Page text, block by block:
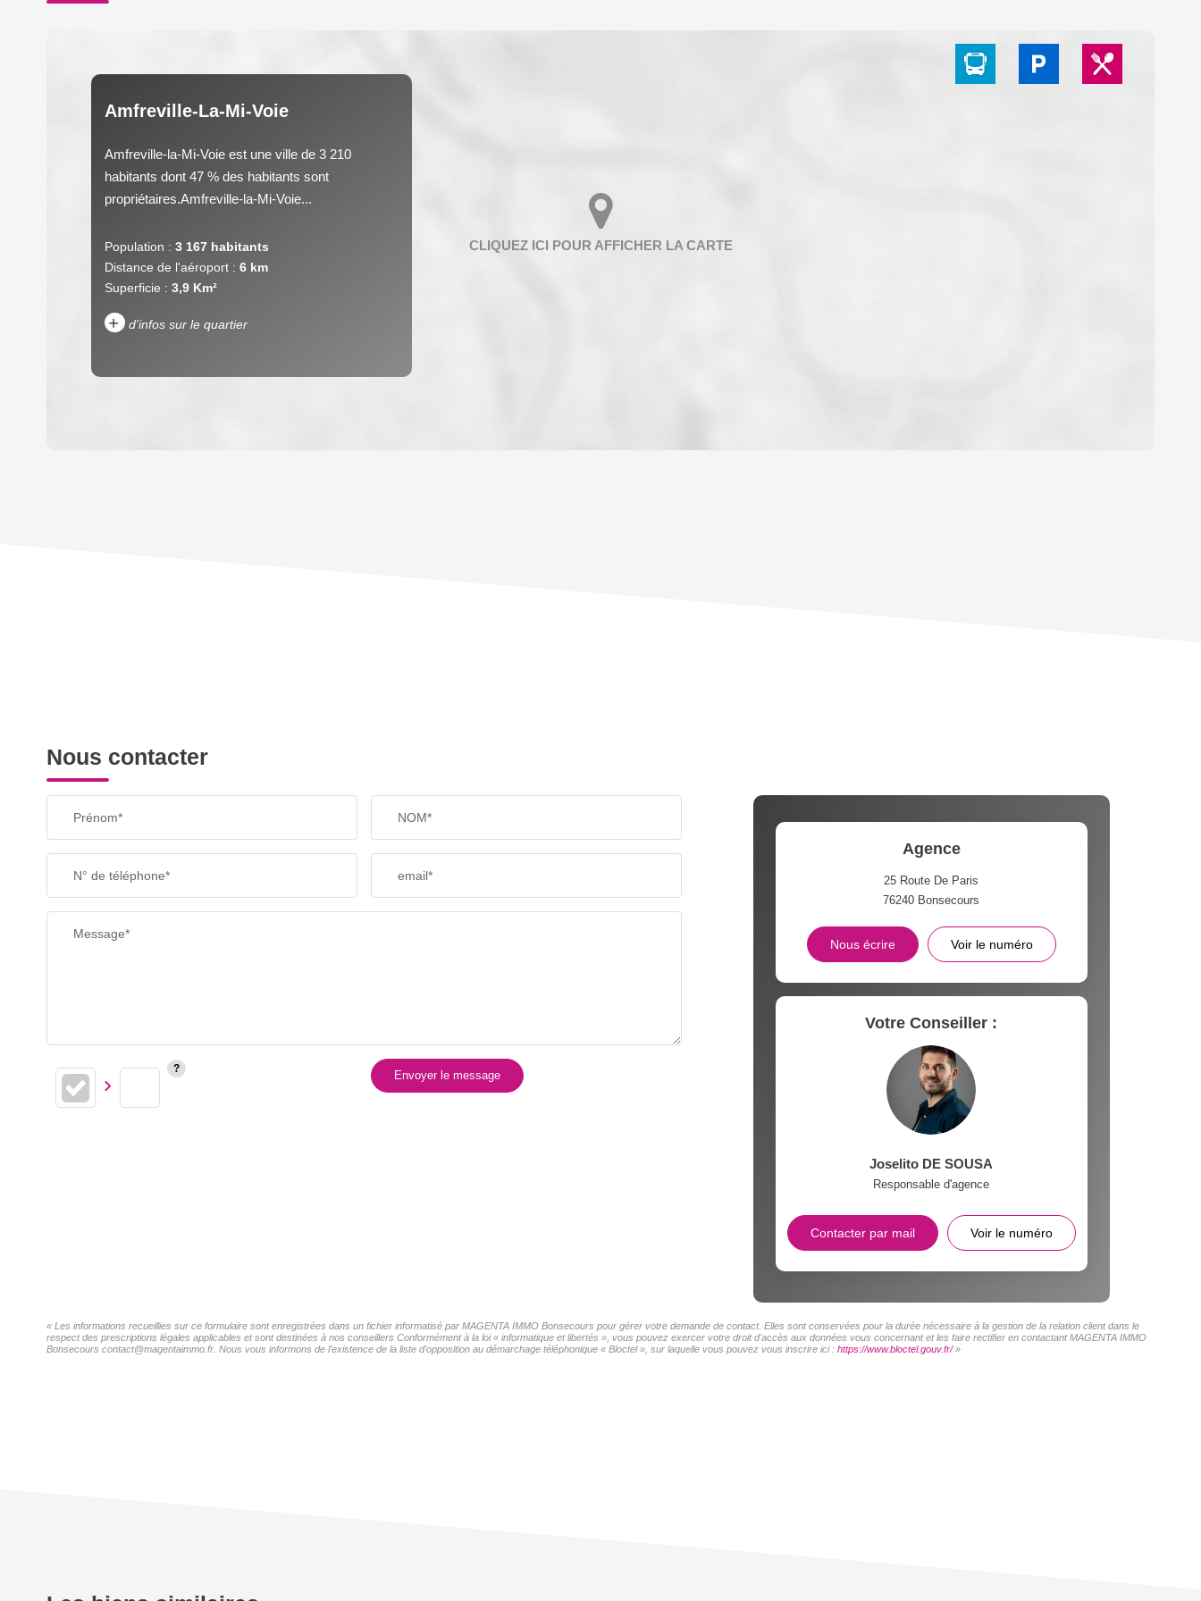
Amfreville-La-Mi-Voie
Amfreville-la-Mi-Voie est une ville de 3 210
habitants dont 47 % des habitants sont
propriétaires.Amfreville-la-Mi-Voie...
Population : 3 167 habitants
Distance de l'aéroport : 6 km
Superficie : 3,9 Km²
+ d'infos sur le quartier
Nous contacter
Prénom* NOM*
N° de téléphone* email*
Message*
Envoyer le message
Agence
25 Route De Paris
76240 Bonsecours
Nous écrire Voir le numéro
Votre Conseiller :
Joselito DE SOUSA
Responsable d'agence
Contacter par mail Voir le numéro
« Les informations recueillies sur ce formulaire sont enregistrées dans un fichier informatisé par MAGENTA IMMO Bonsecours pour gérer votre demande de contact. Elles sont conservées pour la durée nécessaire à la gestion de la relation client dans le
respect des prescriptions légales applicables et sont destinées à nos conseillers Conformément à la loi « informatique et libertés », vous pouvez exercer votre droit d'accès aux données vous concernant et les faire rectifier en contactant MAGENTA IMMO
Bonsecours contact@magentaimmo.fr. Nous vous informons de l'existence de la liste d'opposition au démarchage téléphonique « Bloctel », sur laquelle vous pouvez vous inscrire ici : https://www.bloctel.gouv.fr/»